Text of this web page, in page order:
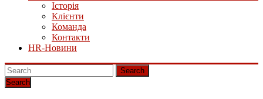
Історія
Клієнти
Команда
Контакти
HR-Новини
Search